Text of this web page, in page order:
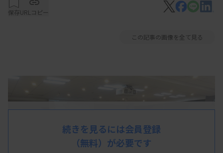
保存URLコピー
この記事の画像を全て見る
続きを見るには会員登録
（無料）が必要です